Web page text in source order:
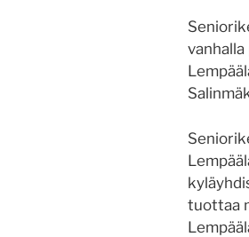
vanhalla
tuottaa